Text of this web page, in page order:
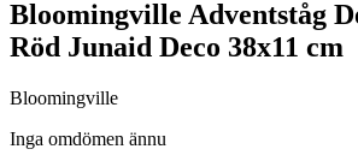
Bloomingville Adventståg
Röd Junaid Deco 38x11 cm
Bloomingville
Inga omdömen ännu